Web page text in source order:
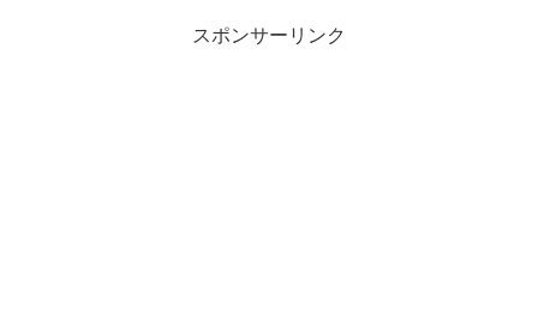
スポンサーリンク